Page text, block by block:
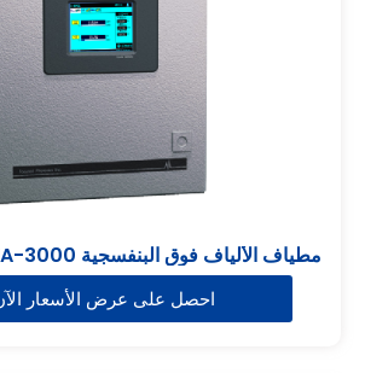
مطياف الألياف فوق البنفسجية OMA-3000 عبر الإنترنت
احصل على عرض الأسعار